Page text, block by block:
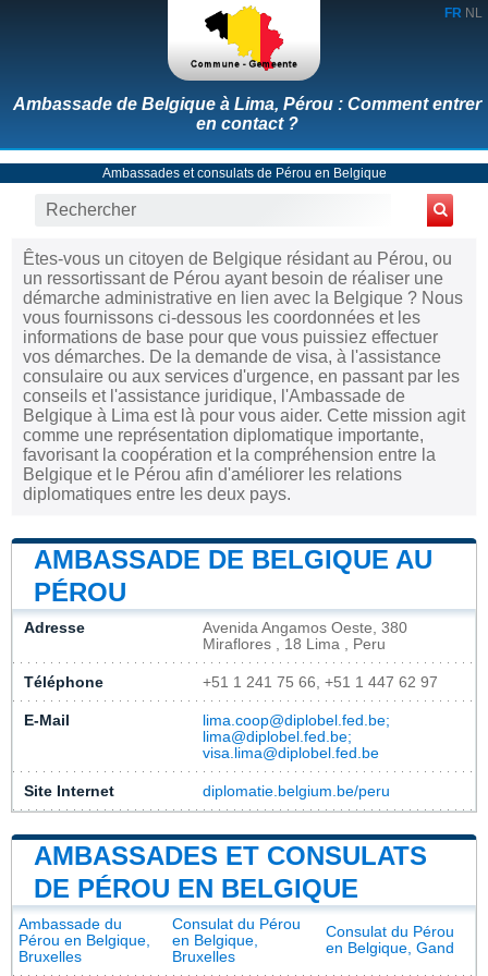
FR NL
Ambassade de Belgique à Lima, Pérou : Comment entrer
en contact ?
Ambassades et consulats de Pérou en Belgique
Êtes-vous un citoyen de Belgique résidant au Pérou, ou
un ressortissant de Pérou ayant besoin de réaliser une
démarche administrative en lien avec la Belgique ? Nous
vous fournissons ci-dessous les coordonnées et les
informations de base pour que vous puissiez effectuer
vos démarches. De la demande de visa, à l'assistance
consulaire ou aux services d'urgence, en passant par les
conseils et l'assistance juridique, l'Ambassade de
Belgique à Lima est là pour vous aider. Cette mission agit
comme une représentation diplomatique importante,
favorisant la coopération et la compréhension entre la
Belgique et le Pérou afin d'améliorer les relations
diplomatiques entre les deux pays.
AMBASSADE DE BELGIQUE AU
PÉROU
Adresse
Avenida Angamos Oeste, 380
Miraflores , 18 Lima , Peru
Téléphone +51 1 241 75 66, +51 1 447 62 97
E-Mail
lima.coop@diplobel.fed.be;
lima@diplobel.fed.be;
visa.lima@diplobel.fed.be
Site Internet diplomatie.belgium.be/peru
AMBASSADES ET CONSULATS
DE PÉROU EN BELGIQUE
Ambassade du
Pérou en Belgique,
Bruxelles
Consulat du Pérou
en Belgique,
Bruxelles
Consulat du Pérou
en Belgique, Gand